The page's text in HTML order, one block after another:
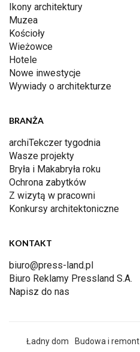
Ikony architektury
Muzea
Kościoły
Wieżowce
Hotele
Nowe inwestycje
Wywiady o architekturze
BRANŻA
archiTekczer tygodnia
Wasze projekty
Bryła i Makabryła roku
Ochrona zabytków
Z wizytą w pracowni
Konkursy architektoniczne
KONTAKT
biuro@press-land.pl
Biuro Reklamy Pressland S.A.
Napisz do nas
Ładny dom Budowa i remont